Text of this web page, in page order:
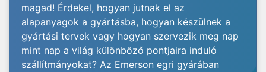
magad! Érdekel, hogyan jutnak el az
alapanyagok a gyártásba, hogyan készülnek a
gyártási tervek vagy hogyan szervezik meg nap
mint nap a világ különböző pontjaira induló
szállítmányokat? Az Emerson egri gyárában